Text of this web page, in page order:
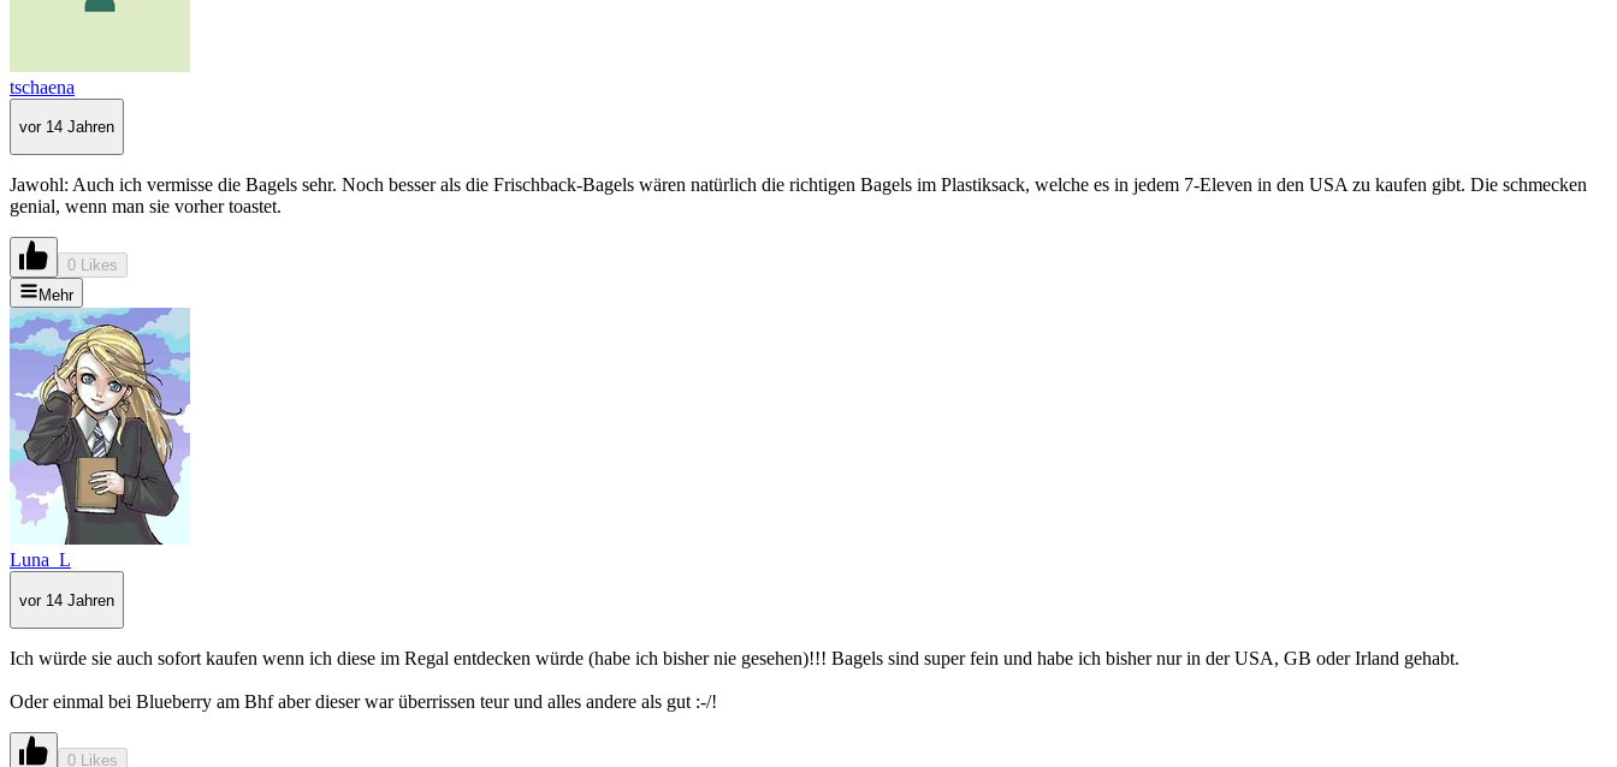
tschaena
vor 14 Jahren
Jawohl: Auch ich vermisse die Bagels sehr. Noch besser als die Frischback-Bagels wären natürlich die richtigen Bagels im Plastiksack, welche es in jedem 7-Eleven in den USA zu kaufen gibt. Die schmecken
genial, wenn man sie vorher toastet.
0 Likes
Mehr
Luna_L
vor 14 Jahren
Ich würde sie auch sofort kaufen wenn ich diese im Regal entdecken würde (habe ich bisher nie gesehen)!!! Bagels sind super fein und habe ich bisher nur in der USA, GB oder Irland gehabt.
Oder einmal bei Blueberry am Bhf aber dieser war überrissen teur und alles andere als gut :-/!
0 Likes